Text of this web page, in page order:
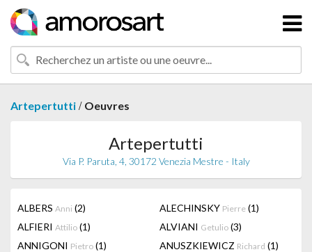
Artepertutti / Oeuvres
Artepertutti
Via P. Paruta, 4, 30172 Venezia Mestre - Italy
ALBERS Anni (2) ALECHINSKY Pierre (1)
ALFIERI Attilio (1) ALVIANI Getulio (3)
ANNIGONI Pietro (1) ANUSZKIEWICZ Richard (1)